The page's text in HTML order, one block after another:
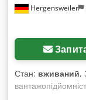
Hergensweiler
Стан: вживаний,